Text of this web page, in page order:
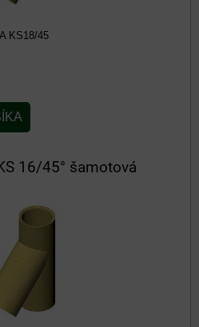
KS18/45
16/45° šamotová